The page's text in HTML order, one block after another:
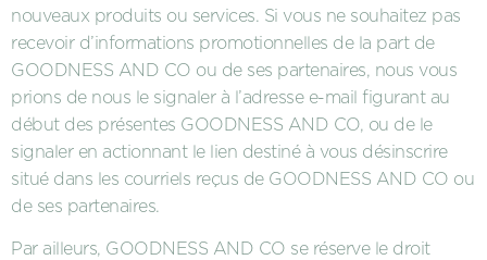
nouveaux produits ou services. Si vous ne souhaitez pas
recevoir d’informations promotionnelles de la part de
GOODNESS AND CO ou de ses partenaires, nous vous
prions de nous le signaler à l’adresse e-mail figurant au
début des présentes GOODNESS AND CO, ou de le
signaler en actionnant le lien destiné à vous désinscrire
situé dans les courriels reçus de GOODNESS AND CO ou
de ses partenaires.
Par ailleurs, GOODNESS AND CO se réserve le droit